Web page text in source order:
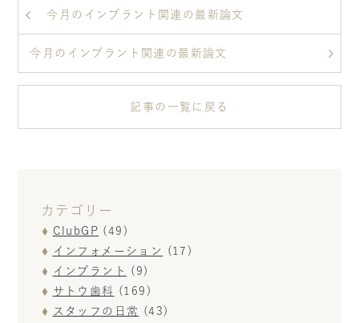
今月のインプラント関連の最新論文
今月のインプラント関連の最新論文
記事の一覧に戻る
カテゴリー
ClubGP (49)
インフォメーション
(17)
インプラント
(9)
サトウ歯科 (169)
スタッフの日常
(43)